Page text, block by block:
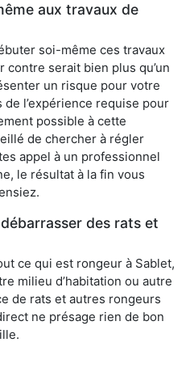
aux travaux de
soi-même ces travaux
serait bien plus qu’un
un risque pour votre
l’expérience requise pour
possible à cette
de chercher à régler
appel à un professionnel
le résultat à la fin vous
des rats et
ce qui est rongeur à Sablet,
milieu d’habitation ou autre
de rats et autres rongeurs
ne présage rien de bon